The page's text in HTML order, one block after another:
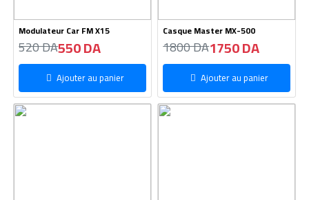
Modulateur Car FM X15
520 DA550 DA
Ajouter au panier
Casque Master MX-500
1800 DA1750 DA
Ajouter au panier